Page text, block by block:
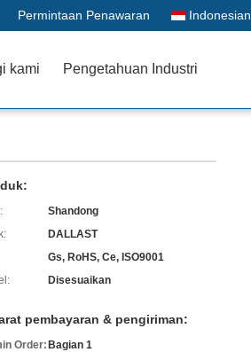
Permintaan Penawaran Indonesian
kami Pengetahuan Industri
Shandong
DALLAST
Gs, RoHS, Ce, ISO9001
Disesuaikan
pembayaran & pengiriman:
Order: Bagian 1